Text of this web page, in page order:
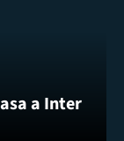
a Inter